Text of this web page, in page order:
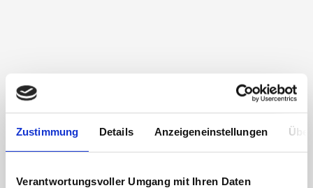
Zustimmung Details Anzeigeneinstellungen
Verantwortungsvoller Umgang mit Ihren Daten